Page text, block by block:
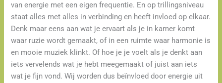
van energie met een eigen frequentie. En op trillingsniveau
staat alles met alles in verbinding en heeft invloed op elkaar.
Denk maar eens aan wat je ervaart als je in kamer komt
waar ruzie wordt gemaakt, of in een ruimte waar harmonie is
en mooie muziek klinkt. Of hoe je je voelt als je denkt aan
iets vervelends wat je hebt meegemaakt of juist aan iets
wat je fijn vond. Wij worden dus beïnvloed door energie uit